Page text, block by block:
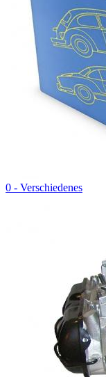
0 - Verschiedenes